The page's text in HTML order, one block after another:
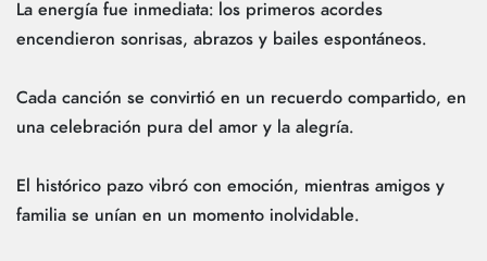
La energía fue inmediata: los primeros acordes
encendieron sonrisas, abrazos y bailes espontáneos.
Cada canción se convirtió en un recuerdo compartido, en
una celebración pura del amor y la alegría.
El histórico pazo vibró con emoción, mientras amigos y
familia se unían en un momento inolvidable.